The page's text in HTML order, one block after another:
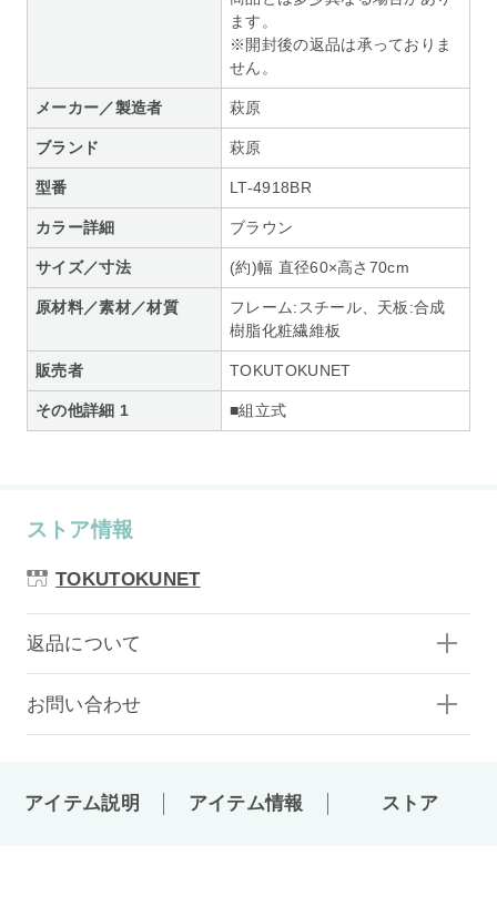
ます。
※開封後の返品は承っておりま
せん。
メーカー／製造者 萩原
ブランド 萩原
型番 LT-4918BR
カラー詳細 ブラウン
サイズ／寸法 (約)幅 直径60×高さ70cm
原材料／素材／材質
フレーム:スチール、天板:合成
樹脂化粧繊維板
販売者 TOKUTOKUNET
その他詳細 1 ■組立式
ストア情報
TOKUTOKUNET
返品について
お問い合わせ
アイテム説明 アイテム情報 ストア